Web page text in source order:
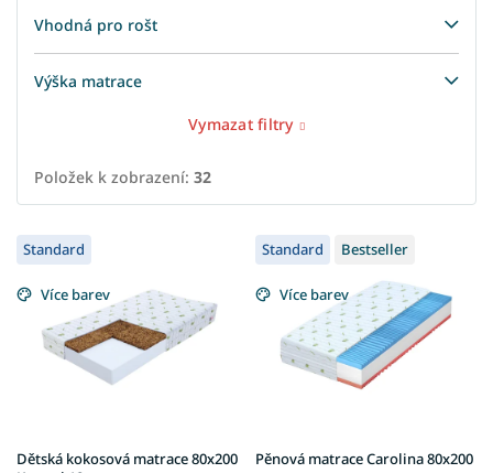
Vhodná pro rošt
Výška matrace
Vymazat filtry
Položek k zobrazení: 32
V
ý
p
i
u
Standard
Více barev
Dětská kokosová matrace 80x200
Standard Bestseller
Více barev
Pěnová matrace Carolina 80x200